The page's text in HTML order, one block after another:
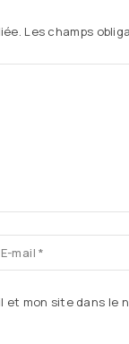
Les champs
et mon site dans le